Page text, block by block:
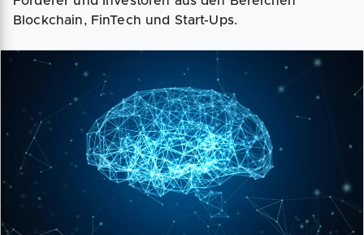
Blockchain, FinTech und Start-Ups.